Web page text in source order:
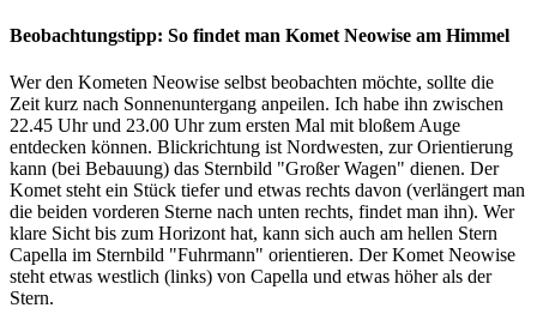
Beobachtungstipp: So findet man Komet Neowise am Himmel
Wer den Kometen Neowise selbst beobachten möchte, sollte die
Zeit kurz nach Sonnenuntergang anpeilen. Ich habe ihn zwischen
22.45 Uhr und 23.00 Uhr zum ersten Mal mit bloßem Auge
entdecken können. Blickrichtung ist Nordwesten, zur Orientierung
kann (bei Bebauung) das Sternbild "Großer Wagen" dienen. Der
Komet steht ein Stück tiefer und etwas rechts davon (verlängert man
die beiden vorderen Sterne nach unten rechts, findet man ihn). Wer
klare Sicht bis zum Horizont hat, kann sich auch am hellen Stern
Capella im Sternbild "Fuhrmann" orientieren. Der Komet Neowise
steht etwas westlich (links) von Capella und etwas höher als der
Stern.